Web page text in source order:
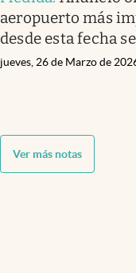
aeropuerto más
desde esta fecha
jueves, 26 de Marzo de
Ver más notas